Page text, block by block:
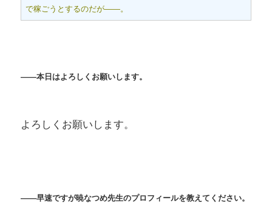
で稼ごうとするのだが――。
――本日はよろしくお願いします。
よろしくお願いします。
――早速ですが暁なつめ先生のプロフィールを教えてください。